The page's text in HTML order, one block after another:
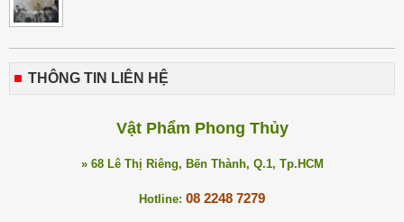
THÔNG TIN LIÊN HỆ
Vật Phẩm Phong Thủy
» 68 Lê Thị Riêng, Bến Thành, Q.1, Tp.HCM
Hotline: 08 2248 7279